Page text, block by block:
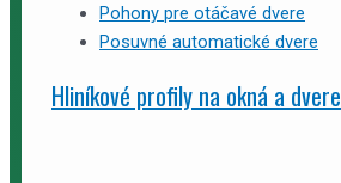
Pohony pre otáčavé dvere
Posuvné automatické dvere
Hliníkové profily na okná a dvere